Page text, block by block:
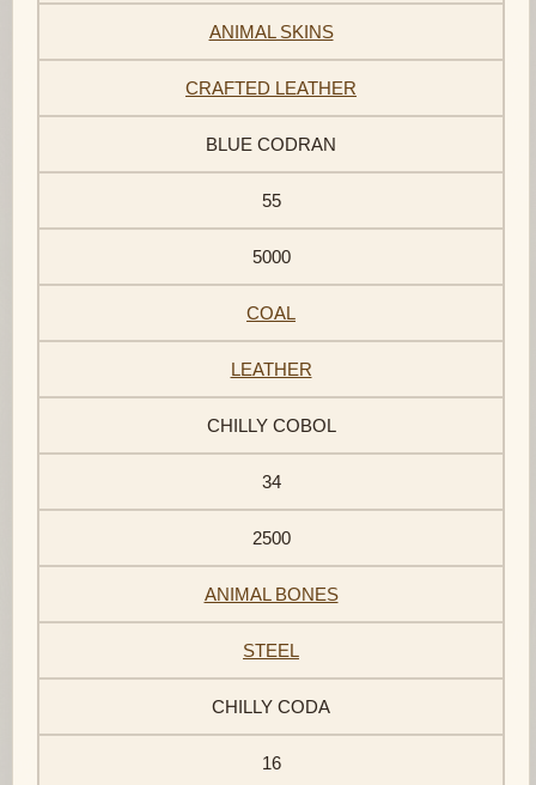
ANIMAL SKINS
CRAFTED LEATHER
BLUE CODRAN
55
5000
COAL
LEATHER
CHILLY COBOL
34
2500
ANIMAL BONES
STEEL
CHILLY CODA
16